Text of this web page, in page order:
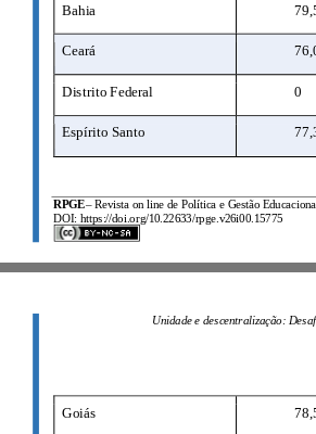
RPGE–
DOI: https://doi.org/10.22633/rpge.v26i00.15775
Bahia
Ceará
Distrito Federal 0
Espírito Santo
Goiás